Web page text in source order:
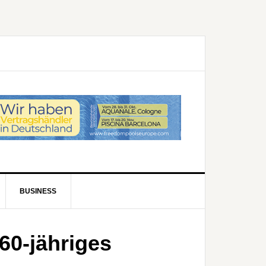
BUSINESS
jähriges